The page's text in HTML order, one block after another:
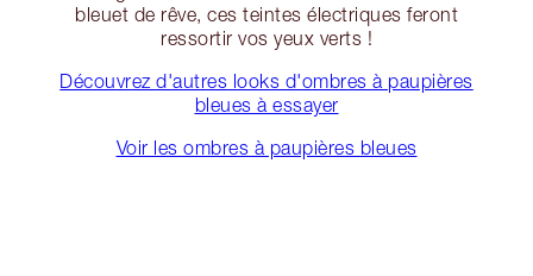
bleuet de rêve, ces teintes électriques feront
ressortir vos yeux verts !
Découvrez d'autres looks d'ombres à paupières
bleues à essayer
Voir les ombres à paupières bleues